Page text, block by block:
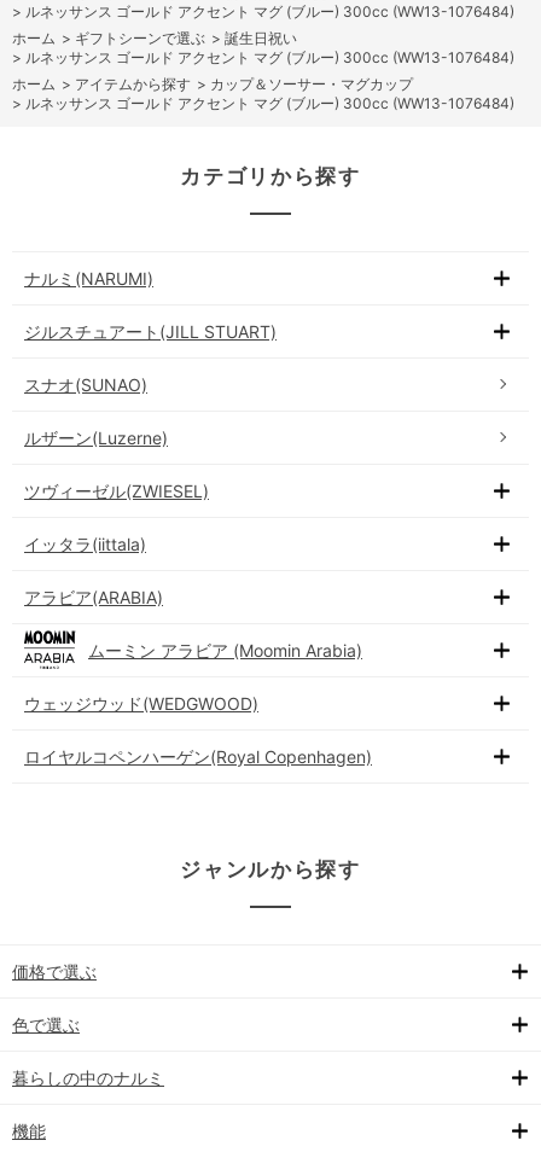
> ルネッサンス ゴールド アクセント マグ (ブルー) 300cc (WW13-1076484)
ホーム > ギフトシーンで選ぶ > 誕生日祝い
> ルネッサンス ゴールド アクセント マグ (ブルー) 300cc (WW13-1076484)
ホーム > アイテムから探す > カップ＆ソーサー・マグカップ
> ルネッサンス ゴールド アクセント マグ (ブルー) 300cc (WW13-1076484)
カテゴリから探す
ナルミ(NARUMI)
ジルスチュアート(JILL STUART)
スナオ(SUNAO)
ルザーン(Luzerne)
ツヴィーゼル(ZWIESEL)
イッタラ(iittala)
アラビア(ARABIA)
ムーミン アラビア (Moomin Arabia)
ウェッジウッド(WEDGWOOD)
ロイヤルコペンハーゲン(Royal Copenhagen)
ジャンルから探す
価格で選ぶ
色で選ぶ
暮らしの中のナルミ
機能